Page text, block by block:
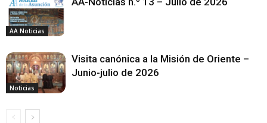
AA Noticias
Noticias
Visita canónica a la Misión de Oriente –
Junio-julio de 2026